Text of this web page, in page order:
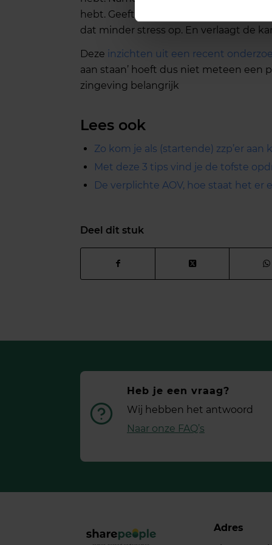
hebt. Geeft het werk een voldaan
dat minder stress op. En verlaagt de
Deze inzichten uit een recent
aan staan’ hoeft dus niet meteen een
zingeving belangrijk
Lees ook
Zo kom je als (startende) zzp’er aan
Met deze 3 tips vind je de tofste
De verplichte AOV, hoe staat het er
Deel dit stuk
Heb je een vraag?
Wij hebben het antwoord
Naar onze FAQ’s
Adres